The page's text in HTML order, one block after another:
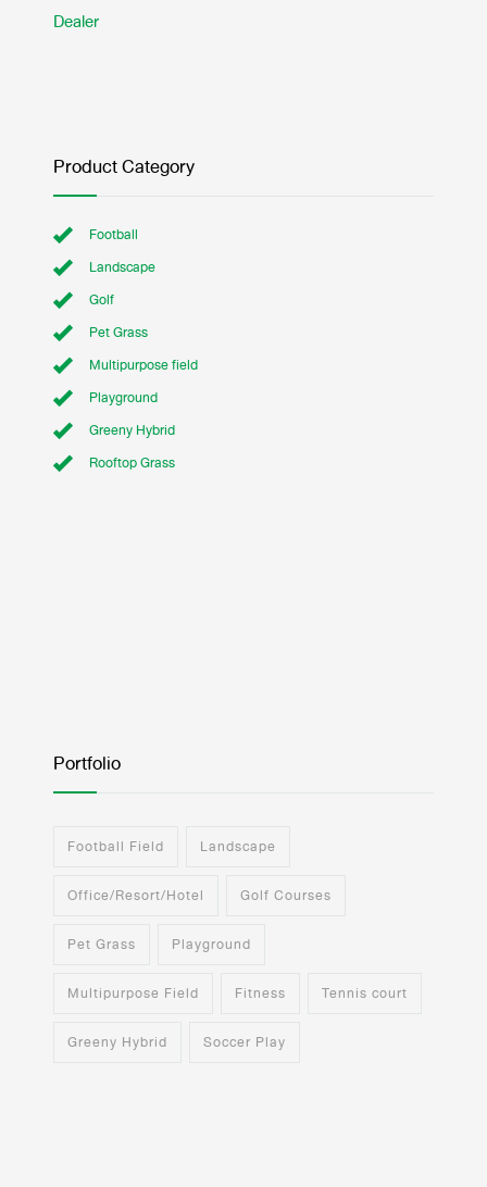
Dealer
Product Category
Football
Landscape
Golf
Pet Grass
Multipurpose field
Playground
Greeny Hybrid
Rooftop Grass
Portfolio
Football Field Landscape
Office/Resort/Hotel Golf Courses
Pet Grass Playground
Multipurpose Field Fitness Tennis court
Greeny Hybrid Soccer Play